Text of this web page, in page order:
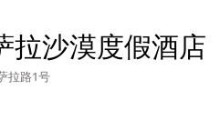
拉沙漠度假酒店
拉路1号